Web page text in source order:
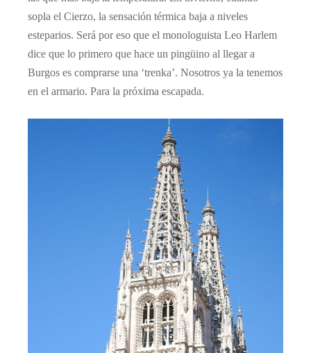
sopla el Cierzo, la sensación térmica baja a niveles
esteparios. Será por eso que el monologuista Leo Harlem
dice que lo primero que hace un pingüino al llegar a
Burgos es comprarse una ‘trenka’. Nosotros ya la tenemos
en el armario. Para la próxima escapada.